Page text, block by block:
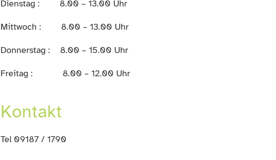
Dienstag : 8.00 – 13.00 Uhr
Mittwoch : 8.00 – 13.00 Uhr
Donnerstag : 8.00 – 15.00 Uhr
Freitag : 8.00 – 12.00 Uhr
Kontakt
Tel 09187 / 1790